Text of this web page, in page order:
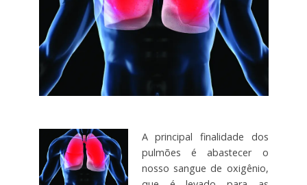
A principal finalidade dos
pulmões é abastecer o
nosso sangue de oxigênio,